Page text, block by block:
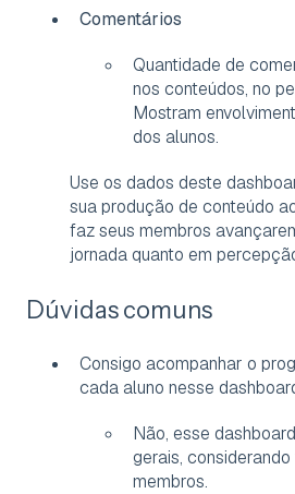
Comentários
Quantidade de
nos conteúdos, no
Mostram
dos alunos.
Use os dados deste
sua produção de conteúdo
faz seus membros
jornada quanto em
Dúvidas comuns
Consigo acompanhar o
cada aluno nesse
Não, esse
gerais,
membros.